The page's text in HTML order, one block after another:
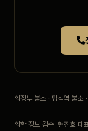
의정부 불소 · 탑석역 불
의학 정보 검수: 현진호